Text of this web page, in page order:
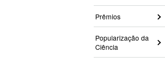
Prêmios
Popularização da
Ciência